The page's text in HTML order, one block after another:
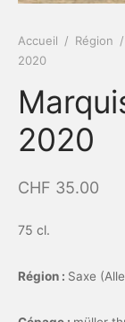
Accueil / Région /
2020
2020
CHF 35.00
75 cl.
Région : Saxe